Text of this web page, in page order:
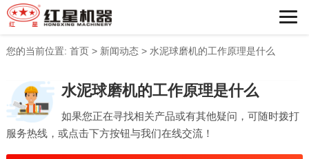
您的当前位置: 首页> 新闻动态> 水泥球磨机的工作原理是什么
水泥球磨机的工作原理是什么
如果您正在寻找相关产品或有其他疑问，可随时拨打
服务热线，或点击下方按钮与我们在线交流！